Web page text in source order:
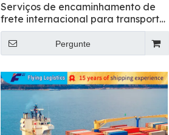
Serviços de encaminhamento de
frete internacional para transporte
de carga geral para a Rússia
Pergunte